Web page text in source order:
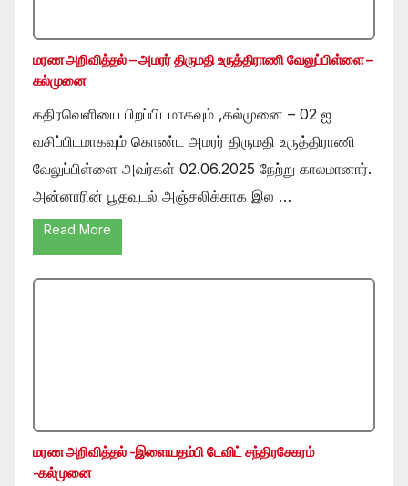
மரண அறிவித்தல் – அமரர் திருமதி உருத்திராணி வேலுப்பிள்ளை –
கல்முனை
கதிரவெளியை பிறப்பிடமாகவும் ,கல்முனை – 02 ஐ
வசிப்பிடமாகவும் கொண்ட அமரர் திருமதி உருத்திராணி
வேலுப்பிள்ளை அவர்கள் 02.06.2025 நேற்று காலமானார்.
அன்னாரின் பூதவுடல் அஞ்சலிக்காக இல …
Read More
மரண அறிவித்தல் -இளையதம்பி டேவிட் சந்திரசேகரம்
-கல்முனை